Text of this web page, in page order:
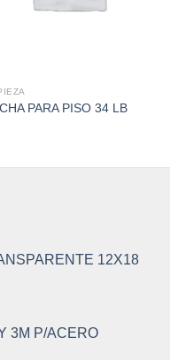
PARA PISO 34 LB
12X18
3M P/ACERO